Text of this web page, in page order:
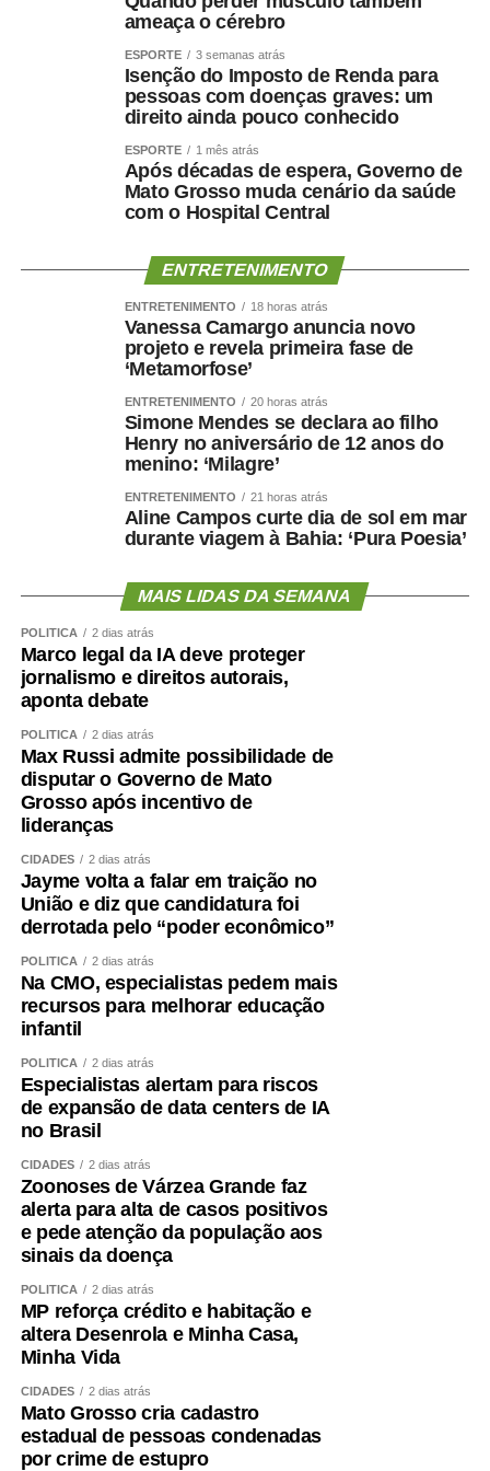
a política brasileira parece ter desaprendido: adversário
não é inimigo. No futebol, ninguém propõe acabar com o
time rival para conquistar o título. Pelo contrário. Sem
adversário, não há jogo, não há campeonato e não há
campeão. Na democracia deveria valer a mesma regra.
Mas a polarização resolveu fazer uma inovação curiosa:
quer preservar a democracia eliminando justamente
aquilo que a torna possível,a existência de quem pensa
diferente. O adversário virou ameaça, o voto virou
julgamento moral e a divergência passou a ser tratada
como defeito de caráter. E, quando isso acontece, a
eleição deixa de escolher governantes para começar a
A Copa termina, mas deixa uma provocação para a
política brasileira. O campeonato acaba. A democracia,
no trabalho, nas reuniões de família e em todos os
lugares onde seguimos convivendo com quem votou
jogar a mesma partida.
No futebol, o VAR revisa o lance e, confirmada a decisão,
o jogo segue. Na política, há sempre quem queira rever o
lance mais uma vez, como se um novo replay tivesse o
poder de mudar um resultado já homologado, apenas
porque o placar não saiu como a “torcida” esperava. No
futebol, isso é apenas inconformismo. Na política, é a
recusa em aceitar que o apito final também vale para as
eleições. É assim que o
nas urnas.
Christiany Fonseca é Cientista Política e Doutora em
COMENTE ABAIXO:
WhatsApp
ameaça o cérebro
ESPORTE 3 semanas atrás
Isenção do Imposto de Renda para
pessoas com doenças graves: um
direito ainda pouco conhecido
ESPORTE 1 mês atrás
Após décadas de espera, Governo de
Mato Grosso muda cenário da saúde
com o Hospital Central
ENTRETENIMENTO
ENTRETENIMENTO 18 horas atrás
Vanessa Camargo anuncia novo
projeto e revela primeira fase de
‘Metamorfose’
ENTRETENIMENTO 20 horas atrás
Simone Mendes se declara ao filho
Henry no aniversário de 12 anos do
menino: ‘Milagre’
ENTRETENIMENTO 21 horas atrás
Aline Campos curte dia de sol em mar
durante viagem à Bahia: ‘Pura Poesia’
MAIS LIDAS DA SEMANA
POLÍTICA 2 dias atrás
Marco legal da IA deve proteger
jornalismo e direitos autorais,
aponta debate
POLÍTICA 2 dias atrás
Max Russi admite possibilidade de
disputar o Governo de Mato
Grosso após incentivo de
lideranças
CIDADES 2 dias atrás
Jayme volta a falar em traição no
União e diz que candidatura foi
derrotada pelo “poder econômico”
POLÍTICA 2 dias atrás
Na CMO, especialistas pedem mais
recursos para melhorar educação
infantil
POLÍTICA 2 dias atrás
Especialistas alertam para riscos
de expansão de data centers de IA
no Brasil
CIDADES 2 dias atrás
Zoonoses de Várzea Grande faz
alerta para alta de casos positivos
e pede atenção da população aos
sinais da doença
POLÍTICA 2 dias atrás
MP reforça crédito e habitação e
altera Desenrola e Minha Casa,
Minha Vida
CIDADES 2 dias atrás
Mato Grosso cria cadastro
estadual de pessoas condenadas
por crime de estupro